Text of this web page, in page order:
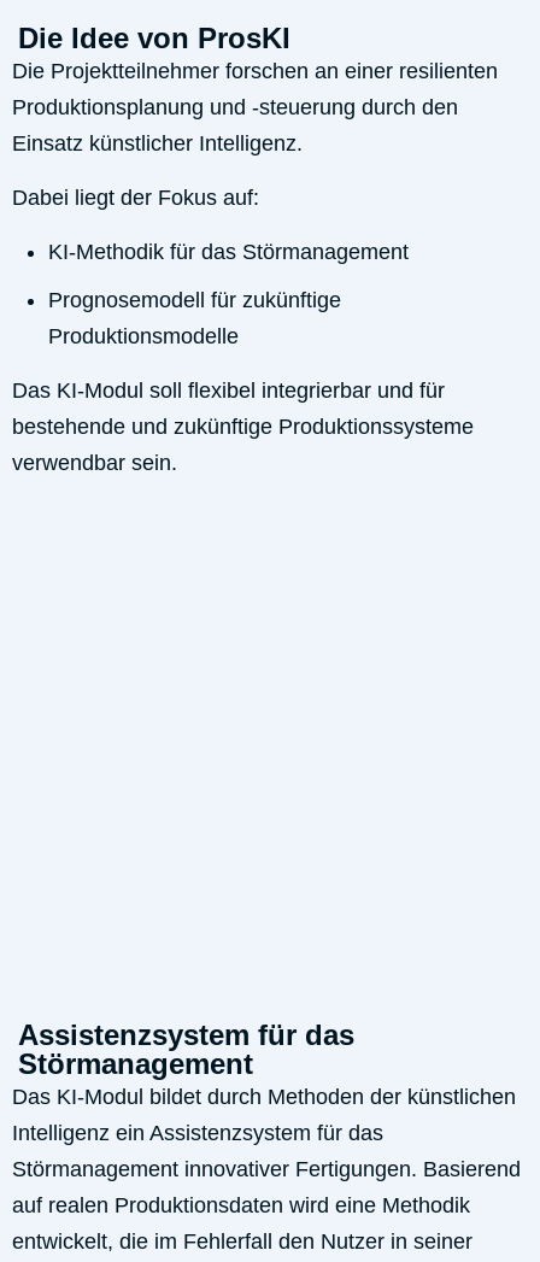
Die Idee von ProsKI
Die Projektteilnehmer forschen an einer resilienten
Produktionsplanung und -steuerung durch den
Einsatz künstlicher Intelligenz.
Dabei liegt der Fokus auf:
KI-Methodik für das Störmanagement
Prognosemodell für zukünftige
Produktionsmodelle
Das KI-Modul soll flexibel integrierbar und für
bestehende und zukünftige Produktionssysteme
verwendbar sein.
Assistenzsystem für das
Störmanagement
Das KI-Modul bildet durch Methoden der künstlichen
Intelligenz ein Assistenzsystem für das
Störmanagement innovativer Fertigungen. Basierend
auf realen Produktionsdaten wird eine Methodik
entwickelt, die im Fehlerfall den Nutzer in seiner